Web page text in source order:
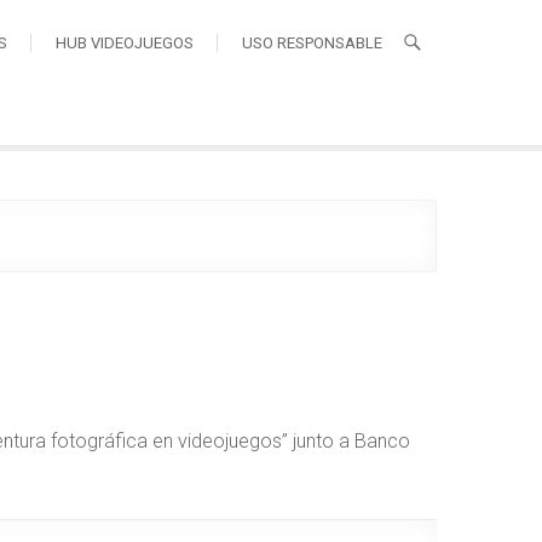
HUB VIDEOJUEGOS USO RESPONSABLE
fotográfica en videojuegos” junto a Banco